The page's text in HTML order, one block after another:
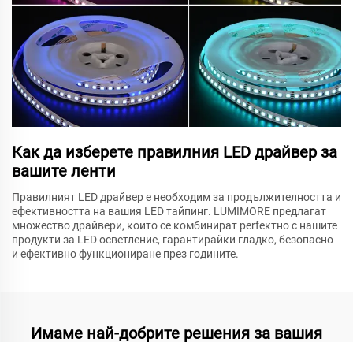
Как да изберете правилния LED драйвер за
вашите ленти
Правилният LED драйвер е необходим за продължителността и
ефективността на вашия LED тайпинг. LUMIMORE предлагат
множество драйвери, които се комбинират perfектно с нашите
продукти за LED осветление, гарантирайки гладко, безопасно
и ефективно функциониране през годините.
Имаме най-добрите решения за вашия